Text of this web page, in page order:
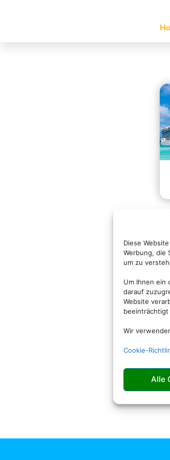
Diese
Werbung, die
um zu
Um Ihnen ein
darauf
Website
Wir
Cookie-
Alle